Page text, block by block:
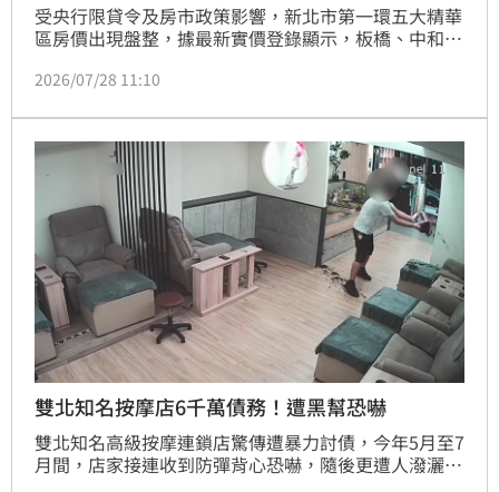
受央行限貸令及房市政策影響，新北市第一環五大精華
區房價出現盤整，據最新實價登錄顯示，板橋、中和、
新店區逆勢上漲2.5%。房仲專家莊思敏分析，新店漲
房市面臨高檔修正，但相較於炒作題材的區域，新北精
華區因擁有穩定的剛性需求及台北市外溢人口支撐，整
體房價走勢相對抗跌。目前五大區房價震盪幅度處於漲
跌不明顯態勢，市場正回歸理性交易，呈現多空交戰後
的緩步修正格局。
2026/07/28 11:10
雙北知名按摩店6千萬債務！遭黑幫恐嚇
雙北知名高級按摩連鎖店驚傳遭暴力討債，今年5月至7
月間，店家接連收到防彈背心恐嚇，隨後更遭人潑灑紅